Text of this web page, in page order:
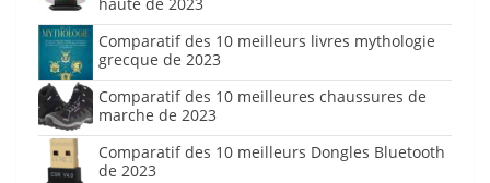
Comparatif des 10 meilleurs livres mythologie
grecque de 2023
Comparatif des 10 meilleures chaussures de
marche de 2023
Comparatif des 10 meilleurs Dongles Bluetooth
de 2023